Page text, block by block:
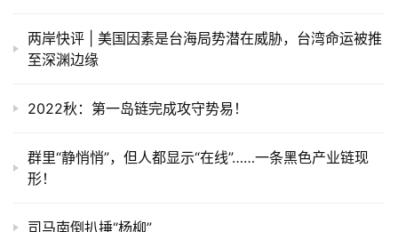
两岸快评 | 美国因素是台海局势潜在威胁，台湾命运被推
至深渊边缘
2022秋：第一岛链完成攻守势易！
群里“静悄悄”，但人都显示“在线”……一条黑色产业链现
形！
司马南倒扒捶“杨柳”